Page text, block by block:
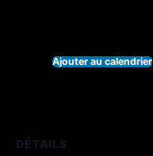
Ajouter au calendrier
DÉTAILS